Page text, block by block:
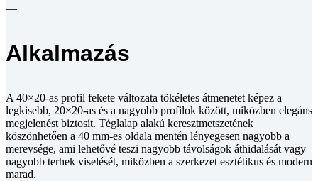
—
Alkalmazás
A 40×20-as profil fekete változata tökéletes átmenetet képez a
legkisebb, 20×20-as és a nagyobb profilok között, miközben elegáns
megjelenést biztosít. Téglalap alakú keresztmetszetének
köszönhetően a 40 mm-es oldala mentén lényegesen nagyobb a
merevsége, ami lehetővé teszi nagyobb távolságok áthidalását vagy
nagyobb terhek viselését, miközben a szerkezet esztétikus és modern
marad.